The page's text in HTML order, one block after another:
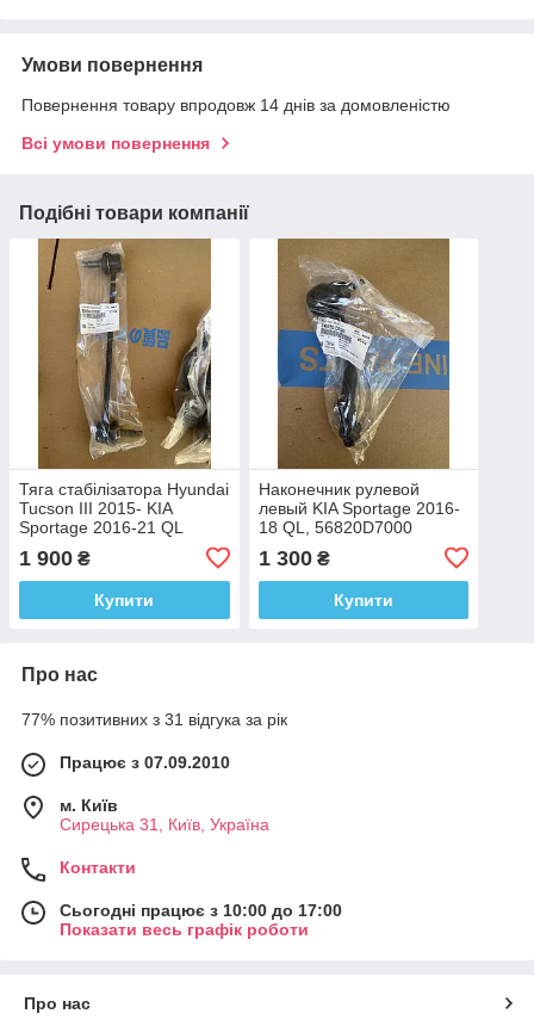
Умови повернення
Повернення товару впродовж 14 днів за домовленістю
Всі умови повернення
Подібні товари компанії
Тяга стабілізатора Hyundai
Tucson III 2015- KIA
Sportage 2016-21 QL
1 900 ₴
Купити
Наконечник рулевой
левый KIA Sportage 2016-
18 QL, 56820D7000
1 300₴
Купити
Про нас
77% позитивних з 31 відгука за рік
Працює з 07.09.2010
м. Київ
Сирецька 31, Київ, Україна
Контакти
Сьогодні працює з 10:00 до 17:00
Показати весь графік роботи
Про нас